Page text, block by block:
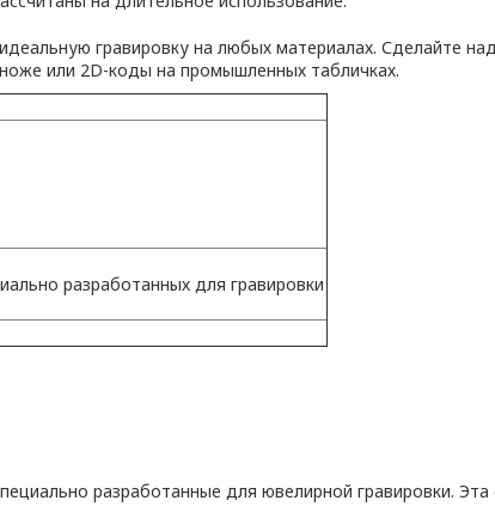
гравировку на любых материалах. Сделайте
или 2D-коды на промышленных табличках.
разработанных для гравировки
разработанные для ювелирной гравировки.